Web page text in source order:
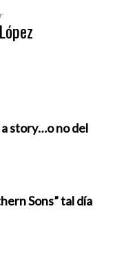
story…o no del
Sons” tal día